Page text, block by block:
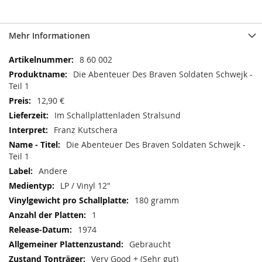
Mehr Informationen
Mehr
Informationen
8 60 002
Die Abenteuer Des Braven Soldaten Schwejk -
Teil 1
12,90 €
Im Schallplattenladen Stralsund
Franz Kutschera
Die Abenteuer Des Braven Soldaten Schwejk -
Teil 1
Andere
LP / Vinyl 12"
180 gramm
1
1974
Gebraucht
Very Good + (Sehr gut)